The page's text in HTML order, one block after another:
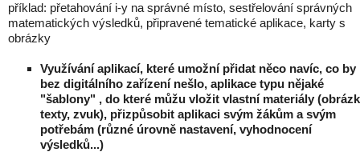
příklad: přetahování i-y na správné místo, sestřelování správných
matematických výsledků, připravené tematické aplikace, karty s
obrázky
Využívání aplikací, které umožní přidat něco navíc, co by
bez digitálního zařízení nešlo, aplikace typu nějaké
"šablony" , do které můžu vložit vlastní materiály
texty, zvuk), přizpůsobit aplikaci svým žákům a svým
potřebám (různé úrovně nastavení, vyhodnocení
výsledků...)